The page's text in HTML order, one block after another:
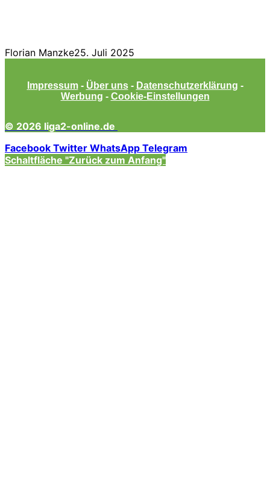
Florian Manzke25. Juli 2025
Impressum - Über uns - Datenschutzerklärung -
Werbung - Cookie-Einstellungen
© 2026 liga2-online.de
Facebook Twitter WhatsApp Telegram
Schaltfläche "Zurück zum Anfang"